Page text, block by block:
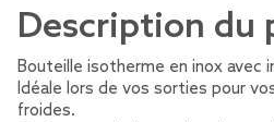
Description du
Bouteille isotherme en inox avec
Idéale lors de vos sorties pour
froides.